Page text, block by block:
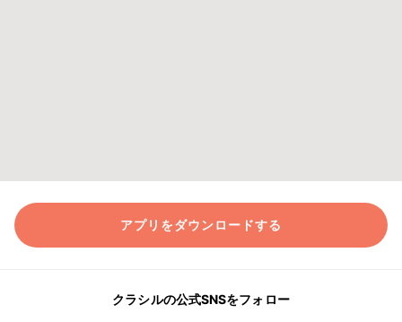
アプリをダウンロードする
クラシルの公式SNSをフォロー